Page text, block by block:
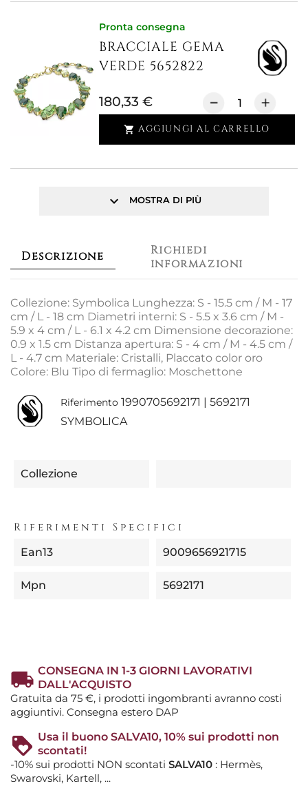
Pronta consegna
BRACCIALE GEMA
VERDE 5652822
180,33 €
 AGGIUNGI AL CARRELLO
keyboard_arrow_down MOSTRA DI PIÙ
Descrizione
Richiedi
informazioni
Collezione: Symbolica Lunghezza: S - 15.5 cm / M - 17
cm / L - 18 cm Diametri interni: S - 5.5 x 3.6 cm / M -
5.9 x 4 cm / L - 6.1 x 4.2 cm Dimensione decorazione:
0.9 x 1.5 cm Distanza apertura: S - 4 cm / M - 4.5 cm /
L - 4.7 cm Materiale: Cristalli, Placcato color oro
Colore: Blu Tipo di fermaglio: Moschettone
Riferimento 1990705692171 | 5692171
SYMBOLICA
Collezione
Riferimenti Specifici
Ean13 9009656921715
Mpn 5692171
CONSEGNA IN 1-3 GIORNI LAVORATIVI
DALL'ACQUISTO
Gratuita da 75 €, i prodotti ingombranti avranno costi
aggiuntivi. Consegna estero DAP
Usa il buono SALVA10, 10% sui prodotti non
scontati!
-10% sui prodotti NON scontati SALVA10 : Hermès,
Swarovski, Kartell, ...